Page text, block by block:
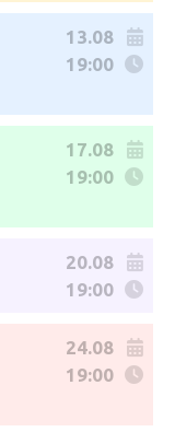
13.08
19:00
17.08
19:00
20.08
19:00
24.08
19:00